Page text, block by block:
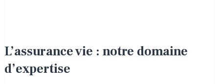
L’assurance vie : notre domaine
d’expertise